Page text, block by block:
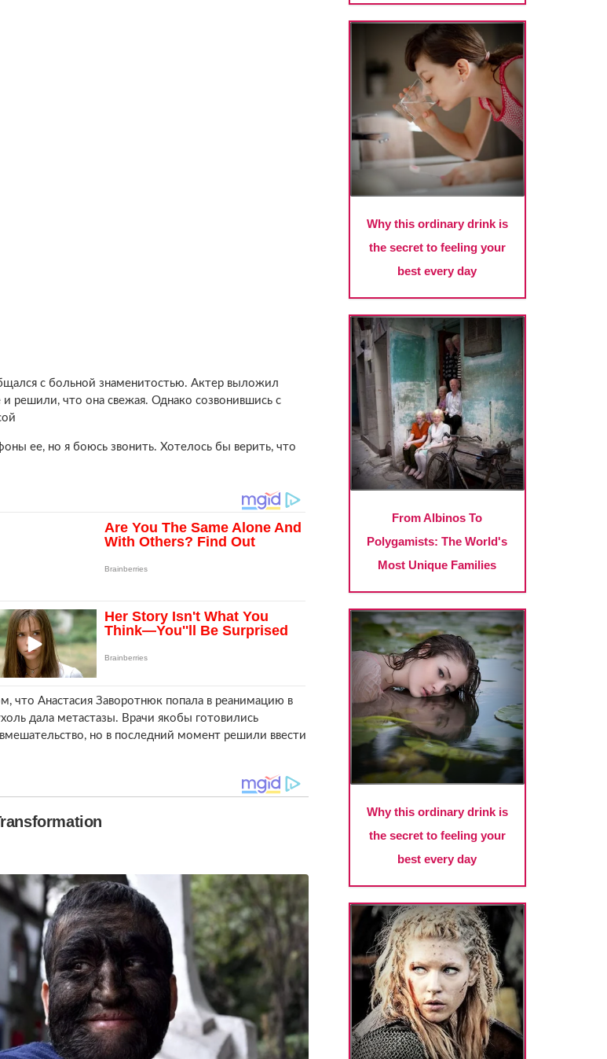
с больной знаменитостью. Актер выложил
решили, что она свежая. Однако созвонившись с
ее, но я боюсь звонить. Хотелось бы верить, что
Анастасия Заворотнюк попала в реанимацию в
дала метастазы. Врачи якобы готовились
но в последний момент решили ввести